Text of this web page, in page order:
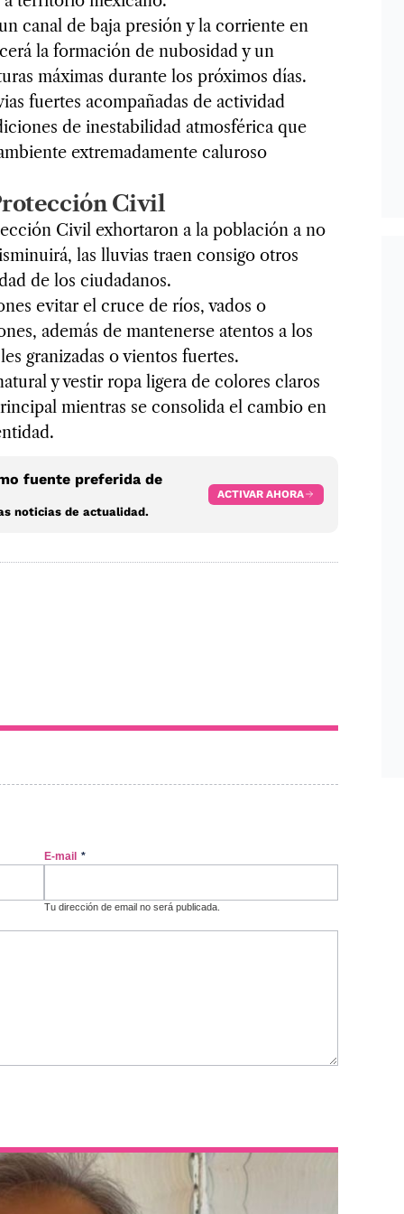
canal de baja presión y la corriente en
la formación de nubosidad y un
máximas durante los próximos días.
fuertes acompañadas de actividad
de inestabilidad atmosférica que
extremadamente caluroso
Civil
Civil exhortaron a la población a no
las lluvias traen consigo otros
de los ciudadanos.
evitar el cruce de ríos, vados o
además de mantenerse atentos a los
granizadas o vientos fuertes.
y vestir ropa ligera de colores claros
mientras se consolida el cambio en
fuente preferida de
noticias de actualidad.
ACTIVAR AHORA
E-mail *
Tu dirección de email no será publicada.